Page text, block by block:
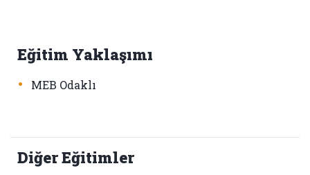
Eğitim Yaklaşımı
• MEB Odaklı
Diğer Eğitimler